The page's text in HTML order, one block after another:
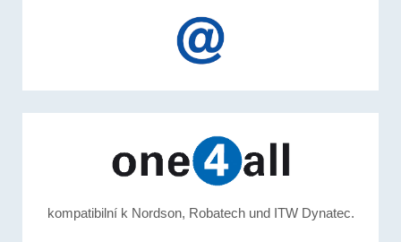
kompatibilní k Nordson, Robatech und ITW Dynatec.